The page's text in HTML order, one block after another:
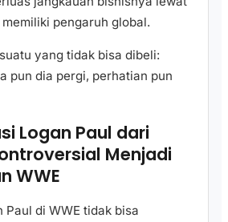
pengaruh global.
yang tidak bisa dibeli:
pun dia pergi, perhatian pun
Logan Paul dari
Menjadi
WWE
Paul di WWE tidak bisa